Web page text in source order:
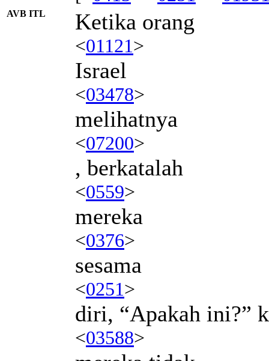
AVB ITL Ketika orang
<01121>
Israel
<03478>
melihatnya
<07200>
, berkatalah
<0559>
mereka
<0376>
sesama
<0251>
diri, “Apakah ini?”
<03588>